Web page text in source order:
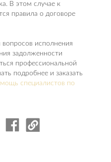
В этом случае к
правила о договоре
исполнения
задолженности
профессиональной
подробнее и заказать
специалистов по